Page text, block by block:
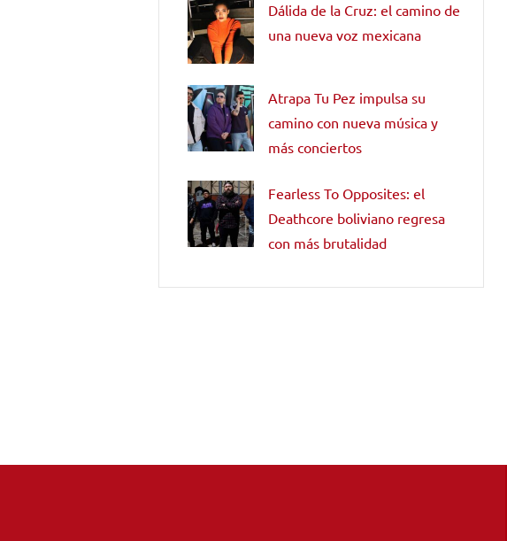
Dálida de la Cruz: el camino de
una nueva voz mexicana
Atrapa Tu Pez impulsa su
camino con nueva música y
más conciertos
Fearless To Opposites: el
Deathcore boliviano regresa
con más brutalidad